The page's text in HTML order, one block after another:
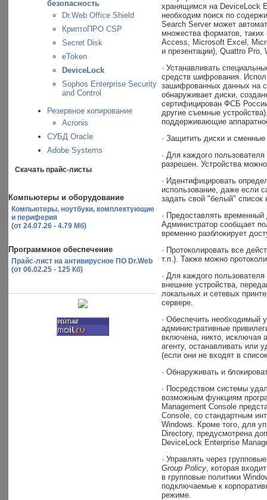
безопасность
Dr.Web Office Shield
КриптоПРО CSP
Secret Disk
eToken
DeviceLock
Sophos Enterprise Security
and Control
Резервное копирование
Acronis
СУБД Oracle
Adobe Systems
Скачать прайс-листы
Компьютеры и оборудование
Компьютеры, ноутбуки, комплектующие
и периферия
(от 24.07.26 - 4.79 Мб)
Программное обеспечение
Прайс-лист на антивирусное ПО Dr.Web
(от 06.02.25 - 125 Кб)
хранящимся на DeviceLock
необходим поиск по
Search Server может
множества форматов,
Access, Microsoft Excel,
и презентации), Quattro
· Устанавливать
средств шифрования.
зашифрованных данных на
обнаруживает диски,
сертифицирован ФСБ
другие съемные
поддерживающие
· Защитить диски и
· Для каждого
разрешен. Устройства
· Идентифицировать
использование, даже если
задать свой "белый" список
· Предоставлять временный
Администратор сообщает
временно разблокирует
· Протоколировать все
т.п.). Также можно
· Для каждого
внешние устройства,
локальных и сетевых
сервере.
· Обеспечить необходимый
административные
включена, никто, исключая
агенту, останавливать или
(если они не входят в
· Обнаруживать и
· Посредством системы
возможным функциям
Management Console
Console, со стандартным
Windows. Кроме того, для
Directory, предусмотрена
DeviceLock Enterprise
· Управлять через
Group Policy, которая
в групповые политики
подключаемые к
режиме.